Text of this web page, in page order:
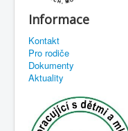
Informace
Kontakt
Pro rodiče
Dokumenty
Aktuality